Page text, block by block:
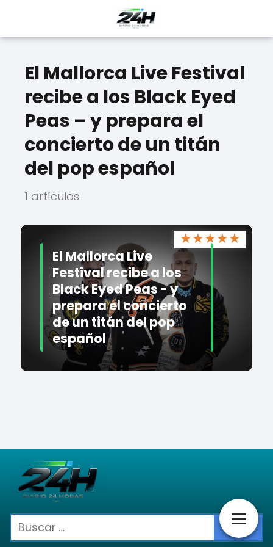
El Mallorca Live Festival
recibe a los Black Eyed
Peas – y prepara el
concierto de un titán
del pop español
1 artículos
★★★★★
El Mallorca Live
Festival recibe a los
Black Eyed Peas - y
prepara el concierto
de un titán del pop
español